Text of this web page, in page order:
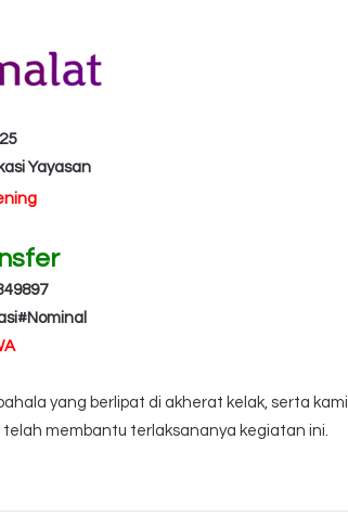
Yayasan
yang berlipat di akherat kelak, serta kami
membantu terlaksananya kegiatan ini.